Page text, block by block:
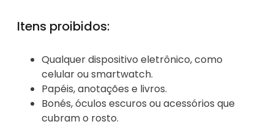
Itens proibidos:
Qualquer dispositivo eletrônico, como
celular ou smartwatch.
Papéis, anotações e livros.
Bonés, óculos escuros ou acessórios que
cubram o rosto.